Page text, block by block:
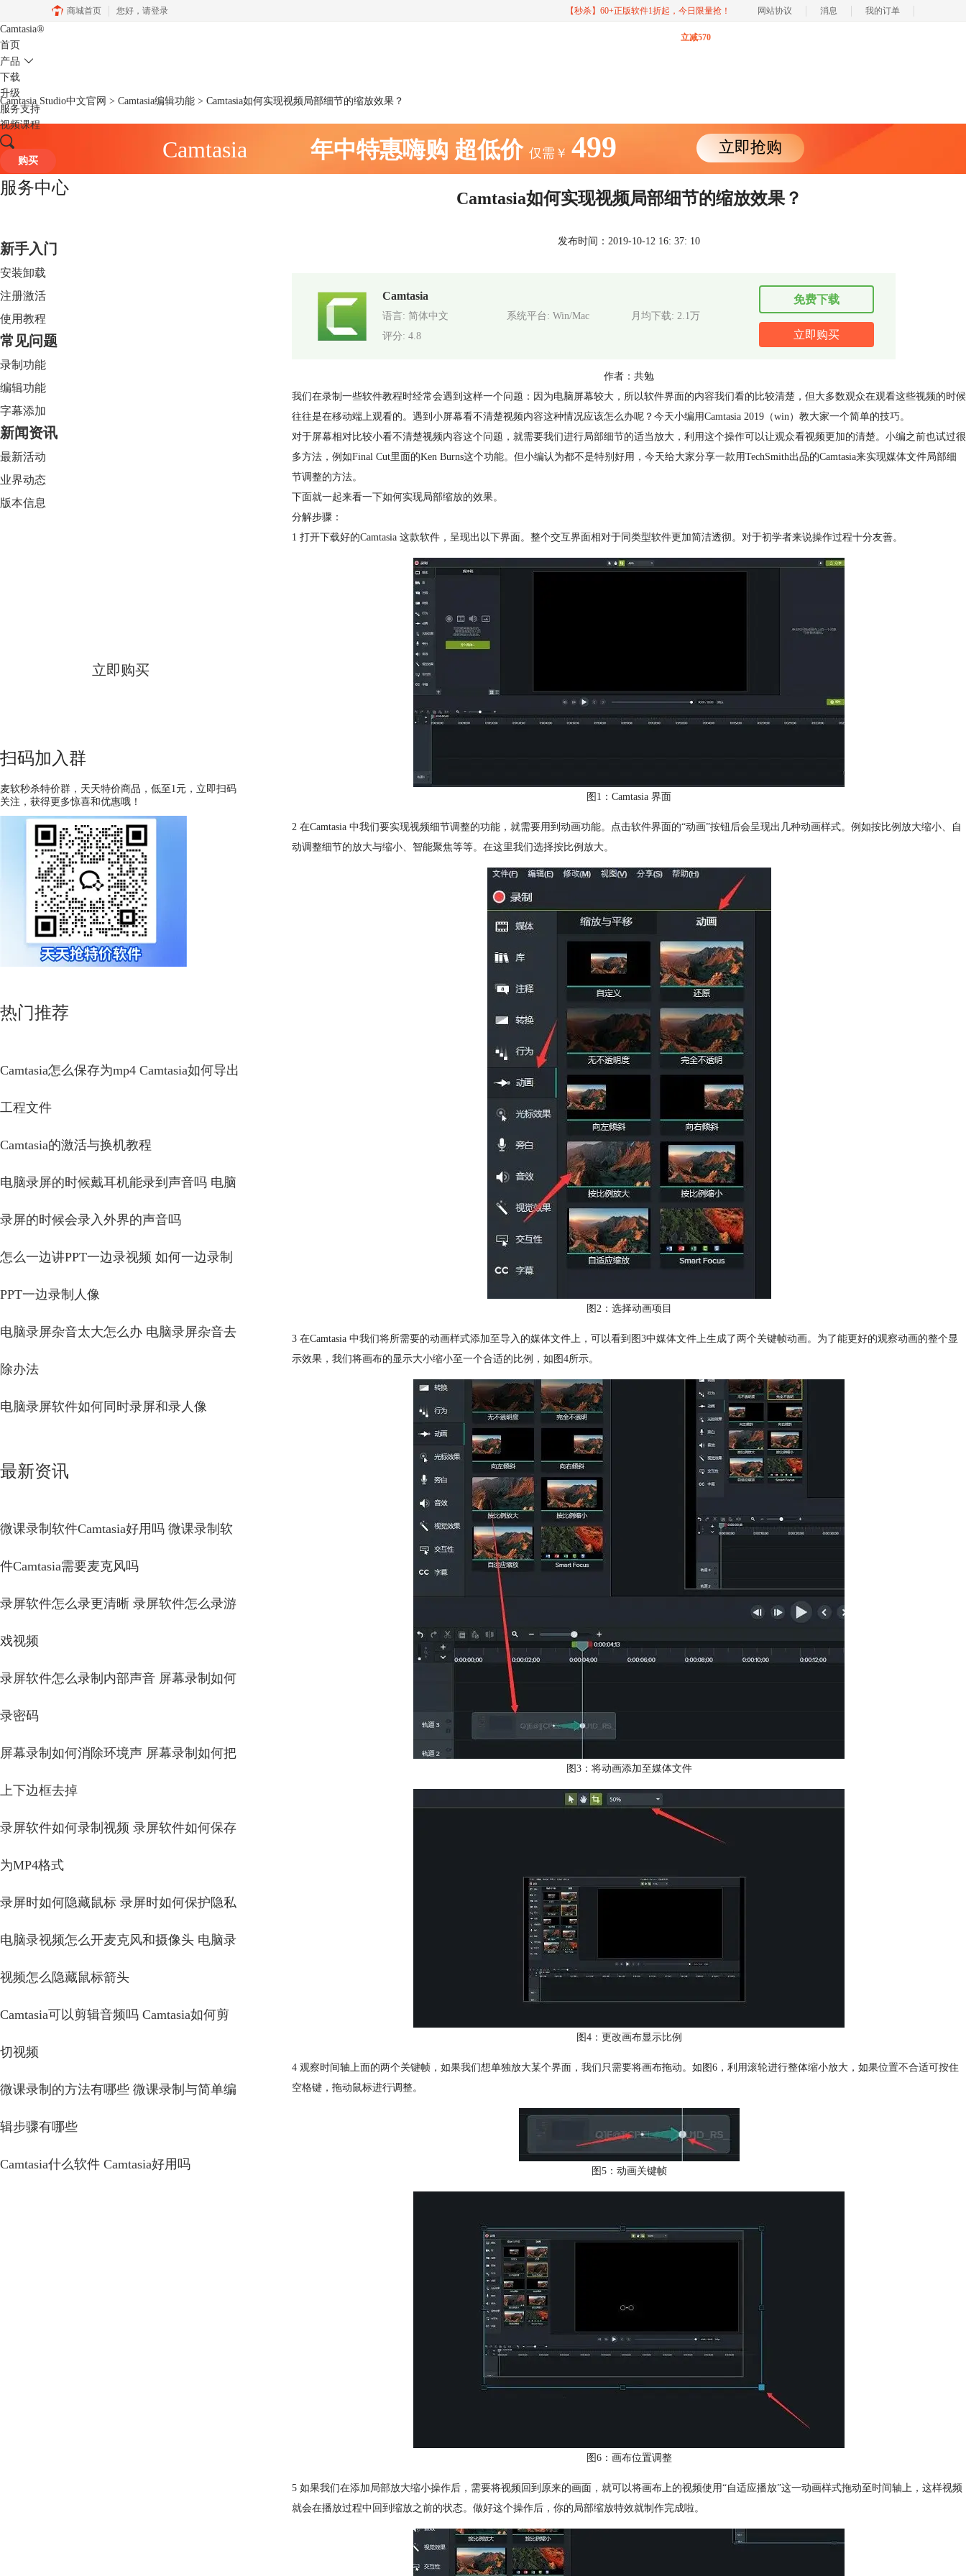
商城首页 您好， 请登录 【秒杀】60+正版软件1折起，今日限量抢！ 网站协议 消息 我的订单
Camtasia®
首页
产品
下载
升级
立减570
服务支持
视频课程
购买
Camtasia Studio中文官网 > Camtasia编辑功能 > Camtasia如何实现视频局部细节的缩放效果？
Camtasia 年中特惠嗨购 超低价 仅需￥ 499 立即抢购
服务中心
新手入门
安装卸载
注册激活
使用教程
常见问题
录制功能
编辑功能
字幕添加
新闻资讯
最新活动
业界动态
版本信息
立即购买
扫码加入群
麦软秒杀特价群，天天特价商品，低至1元，立即扫码
关注，获得更多惊喜和优惠哦！
热门推荐
Camtasia怎么保存为mp4 Camtasia如何导出
工程文件
Camtasia的激活与换机教程
电脑录屏的时候戴耳机能录到声音吗 电脑
录屏的时候会录入外界的声音吗
怎么一边讲PPT一边录视频 如何一边录制
PPT一边录制人像
电脑录屏杂音太大怎么办 电脑录屏杂音去
除办法
电脑录屏软件如何同时录屏和录人像
最新资讯
微课录制软件Camtasia好用吗 微课录制软
件Camtasia需要麦克风吗
录屏软件怎么录更清晰 录屏软件怎么录游
戏视频
录屏软件怎么录制内部声音 屏幕录制如何
录密码
屏幕录制如何消除环境声 屏幕录制如何把
上下边框去掉
录屏软件如何录制视频 录屏软件如何保存
为MP4格式
录屏时如何隐藏鼠标 录屏时如何保护隐私
电脑录视频怎么开麦克风和摄像头 电脑录
视频怎么隐藏鼠标箭头
Camtasia可以剪辑音频吗 Camtasia如何剪
切视频
微课录制的方法有哪些 微课录制与简单编
辑步骤有哪些
Camtasia什么软件 Camtasia好用吗
Camtasia如何实现视频局部细节的缩放效果？
发布时间：2019-10-12 16: 37: 10
Camtasia
语言: 简体中文 系统平台: Win/Mac
月均下载: 2.1万
评分: 4.8
免费下载
立即购买
作者：共勉
我们在录制一些软件教程时经常会遇到这样一个问题：因为电脑屏幕较大，所以软件界面的内容我们看的比较清楚，但大多数观众在观看这些视频的时候
往往是在移动端上观看的。遇到小屏幕看不清楚视频内容这种情况应该怎么办呢？今天小编用Camtasia 2019（win）教大家一个简单的技巧。
对于屏幕相对比较小看不清楚视频内容这个问题，就需要我们进行局部细节的适当放大，利用这个操作可以让观众看视频更加的清楚。小编之前也试过很
多方法，例如Final Cut里面的Ken Burns这个功能。但小编认为都不是特别好用，今天给大家分享一款用TechSmith出品的Camtasia来实现媒体文件局部细
节调整的方法。
下面就一起来看一下如何实现局部缩放的效果。
分解步骤：
1 打开下载好的Camtasia 这款软件，呈现出以下界面。整个交互界面相对于同类型软件更加简洁透彻。对于初学者来说操作过程十分友善。
图1：Camtasia 界面
2 在Camtasia 中我们要实现视频细节调整的功能，就需要用到动画功能。点击软件界面的“动画”按钮后会呈现出几种动画样式。例如按比例放大缩小、自
动调整细节的放大与缩小、智能聚焦等等。在这里我们选择按比例放大。
图2：选择动画项目
3 在Camtasia 中我们将所需要的动画样式添加至导入的媒体文件上，可以看到图3中媒体文件上生成了两个关键帧动画。为了能更好的观察动画的整个显
示效果，我们将画布的显示大小缩小至一个合适的比例，如图4所示。
图3：将动画添加至媒体文件
图4：更改画布显示比例
4 观察时间轴上面的两个关键帧，如果我们想单独放大某个界面，我们只需要将画布拖动。如图6，利用滚轮进行整体缩小放大，如果位置不合适可按住
空格键，拖动鼠标进行调整。
图5：动画关键帧
图6：画布位置调整
5 如果我们在添加局部放大缩小操作后，需要将视频回到原来的画面，就可以将画布上的视频使用“自适应播放”这一动画样式拖动至时间轴上，这样视频
就会在播放过程中回到缩放之前的状态。做好这个操作后，你的局部缩放特效就制作完成啦。